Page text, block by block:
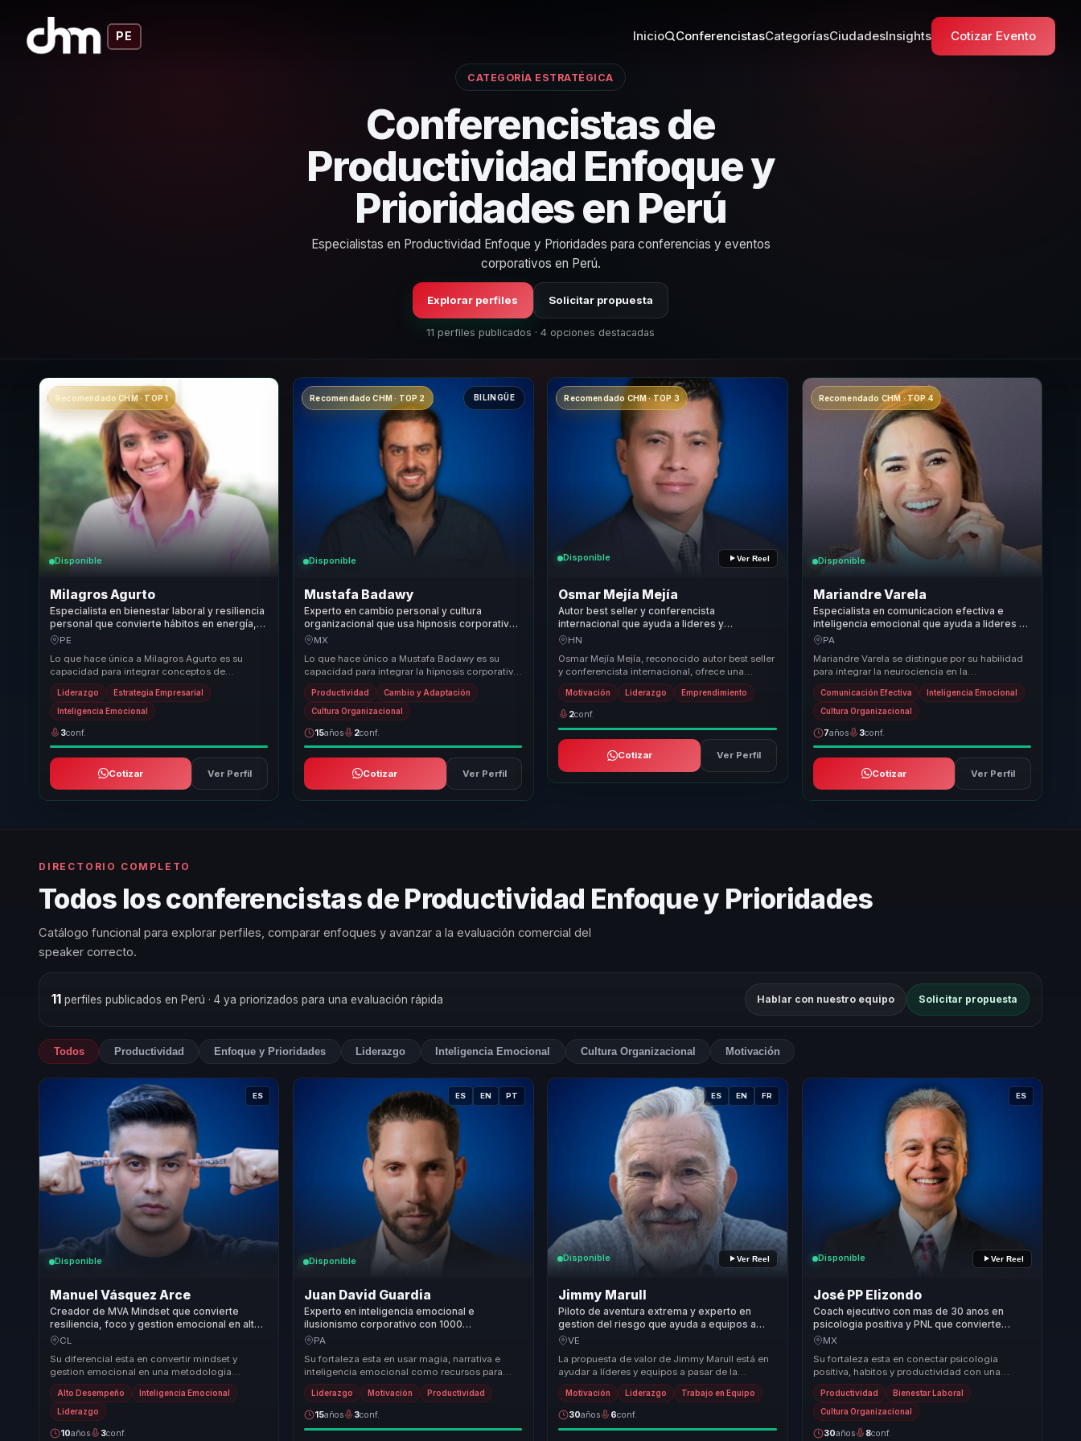
PE Inicio ConferencistasCategoríasCiudadesInsights Cotizar Evento
CATEGORÍA ESTRATÉGICA
Conferencistas de
Productividad Enfoque y
Prioridades en Perú
Especialistas en Productividad Enfoque y Prioridades para conferencias y eventos
corporativos en Perú.
Explorar perfiles Solicitar propuesta
11 perfiles publicados · 4 opciones destacadas
Recomendado CHM · TOP 1
Disponible
Milagros Agurto
Especialista en bienestar laboral y resiliencia
personal que convierte hábitos en energía,
enfoque y relaciones sanas para equipos.
PE
Lo que hace única a Milagros Agurto es su
capacidad para integrar conceptos de
nutrición, coaching y liderazgo en un enfoque
holístico de...
Liderazgo Estrategia Empresarial
Inteligencia Emocional
3conf.
Cotizar Ver Perfil
Recomendado CHM · TOP 2 BILINGÜE
Disponible
Mustafa Badawy
Experto en cambio personal y cultura
organizacional que usa hipnosis corporativa
para dar foco y resultados a lideres y
MX
Lo que hace único a Mustafa Badawy es su
capacidad para integrar la hipnosis corporativa
con el desarrollo personal, ofreciendo un
enfoqu...
Productividad Cambio y Adaptación
Cultura Organizacional
15años 2conf.
Cotizar Ver Perfil
Recomendado CHM · TOP 3
Disponible Ver Reel
Osmar Mejía Mejía
Autor best seller y conferencista
internacional que ayuda a lideres y
emprendedores a convertir adversidad en
emprendedora.
HN
Osmar Mejía Mejía, reconocido autor best seller
y conferencista internacional, ofrece una
propuesta de valor única al inspirar a miles co...
Motivación Liderazgo Emprendimiento
2conf.
Cotizar Ver Perfil
Recomendado CHM · TOP 4
Disponible
Mariandre Varela
Especialista en comunicacion efectiva e
inteligencia emocional que ayuda a lideres y
equipos a convertir emociones en cohesion,
PA
Mariandre Varela se distingue por su habilidad
para integrar la neurociencia en la
comunicación empresarial, ofreciendo
resultados medibl...
Comunicación Efectiva Inteligencia Emocional
Cultura Organizacional
7años 3conf.
Cotizar Ver Perfil
DIRECTORIO COMPLETO
Todos los conferencistas de Productividad Enfoque y Prioridades
Catálogo funcional para explorar perfiles, comparar enfoques y avanzar a la evaluación comercial del
speaker correcto.
11 perfiles publicados en Perú · 4 ya priorizados para una evaluación rápida Hablar con nuestro equipo Solicitar propuesta
Todos Productividad Enfoque y Prioridades Liderazgo Inteligencia Emocional Cultura Organizacional Motivación
ES
Disponible
Manuel Vásquez Arce
Creador de MVA Mindset que convierte
resiliencia, foco y gestion emocional en alto
rendimiento para lideres y equipos
CL
Su diferencial esta en convertir mindset y
gestion emocional en una metodologia
accionable para negocio. No se queda en
inspiracion: llev...
Alto Desempeño Inteligencia Emocional
Liderazgo
10años 3conf.
ES EN PT
Disponible
Juan David Guardia
Experto en inteligencia emocional e
ilusionismo corporativo con 1000
presentaciones en 12 paises que ayuda a
accion.
PA
Su fortaleza esta en usar magia, narrativa e
inteligencia emocional como recursos para
abrir conversaciones que normalmente se
olvidan ra...
Liderazgo Motivación Productividad
15años 3conf.
ES EN FR
Disponible Ver Reel
Jimmy Marull
Piloto de aventura extrema y experto en
gestion del riesgo que ayuda a equipos a
convertir presion e incertidumbre en
VE
La propuesta de valor de Jimmy Marull está en
ayudar a líderes y equipos a pasar de la
incertidumbre paralizante a una forma más
valiente...
Motivación Liderazgo Trabajo en Equipo
30años 6conf.
ES
Disponible Ver Reel
José PP Elizondo
Coach ejecutivo con mas de 30 anos en
psicologia positiva y PNL que convierte
habitos en enfoque y desempeno sostenible
MX
Su fortaleza esta en conectar psicologia
positiva, habitos y productividad con una
bajada muy clara para el trabajo diario. No
habla de b...
Productividad Bienestar Laboral
Cultura Organizacional
30años 8conf.